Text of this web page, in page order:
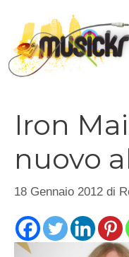
contenuto
Iron
nuovo
18 Gennaio 2012 di